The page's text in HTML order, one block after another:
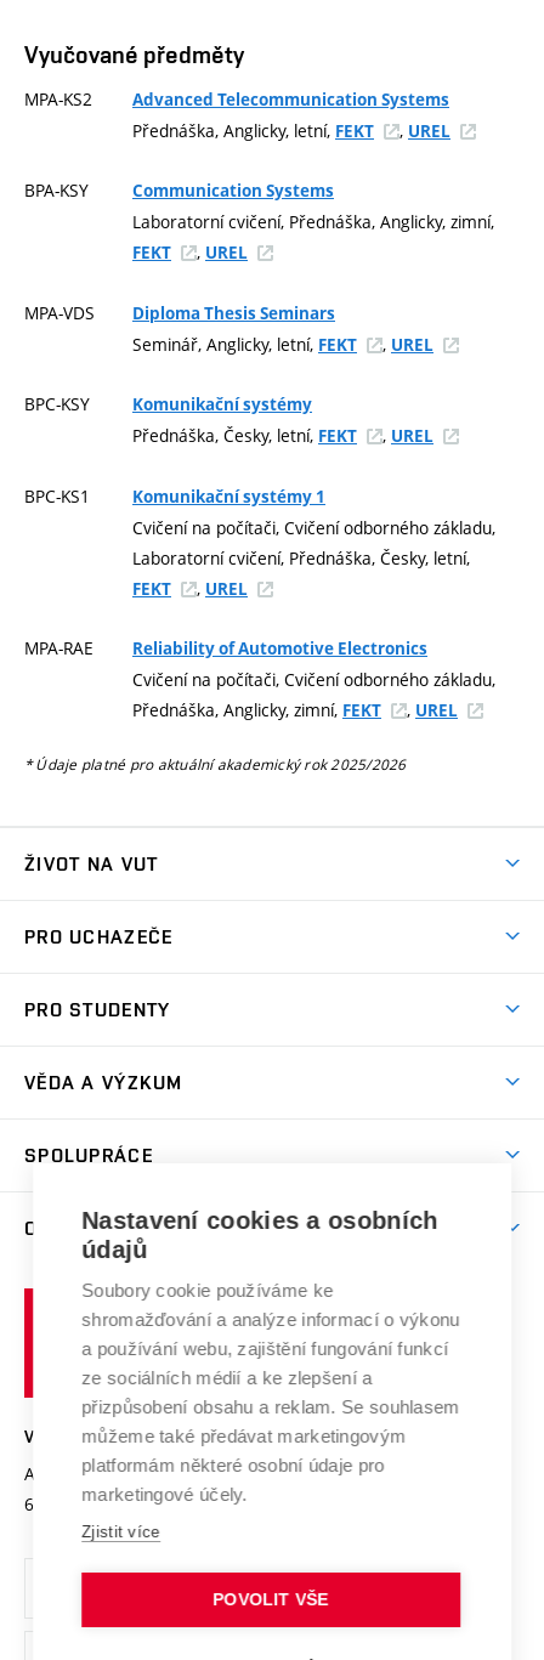
Vyučované předměty
MPA-KS2 Advanced Telecommunication Systems
Přednáška, Anglicky, letní, FEKT , UREL
BPA-KSY Communication Systems
Laboratorní cvičení, Přednáška, Anglicky, zimní,
FEKT , UREL
MPA-VDS Diploma Thesis Seminars
Seminář, Anglicky, letní, FEKT , UREL
BPC-KSY Komunikační systémy
Přednáška, Česky, letní, FEKT , UREL
BPC-KS1 Komunikační systémy 1
Cvičení na počítači, Cvičení odborného základu,
Laboratorní cvičení, Přednáška, Česky, letní,
FEKT , UREL
MPA-RAE Reliability of Automotive Electronics
Cvičení na počítači, Cvičení odborného základu,
Přednáška, Anglicky, zimní, FEKT , UREL
* Údaje platné pro aktuální akademický rok 2025/2026
ŽIVOT NA VUT
Koleje
Sport na VUT
Brno
PRO UCHAZEČE
Dny otevřených dveří
Celoživotní vzdělávání
E-přihláška
PRO STUDENTY
Harmonogram akademického roku
Závěrečné práce
Doktorské studium
Zpracování osobních údajů studentů
Sociální bezpečí
Studium bez bariér
Podpora podnikání
VĚDA A VÝZKUM
Mezinárodní vědecká rada
Systém zajišťování kvality výzkumu
Výzkumné infrastruktury
Transfer znalostí
Open Science
Projekty
Projekty ze strukturálních fondů
Specifický výzkum
SPOLUPRÁCE
Firemní spolupráce
Zahraniční spolupráce
Spolupráce se školami
Služby univerzity
Mezinárodní dohody
Univerzitní sítě
O UNIVERZITĚ
Profil univerzity
Udržitelná univerzita
Podnikavá univerzita / ContriBUTe
Bezpečná univerzita
Vyznamenání
Organizační struktura
Ochrana osobních údajů
učení
technické
Brně
VYSOKÉ UČENÍ TECHNICKÉ V BRNĚ
Antonínská 548/1
602 00 Brno
www.vut.cz
vut@vutbr.cz
Nastavení cookies a osobních
údajů
Soubory cookie používáme ke
shromažďování a analýze informací o výkonu
a používání webu, zajištění fungování funkcí
ze sociálních médií a ke zlepšení a
přizpůsobení obsahu a reklam. Se souhlasem
můžeme také předávat marketingovým
platformám některé osobní údaje pro
marketingové účely.
Zjistit více
POVOLIT VŠE